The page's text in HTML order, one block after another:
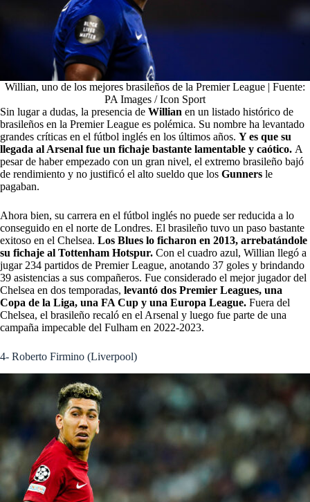
Willian, uno de los mejores brasileños de la Premier League | Fuente:
PA Images / Icon Sport
Sin lugar a dudas, la presencia de Willian en un listado histórico de
brasileños en la Premier League es polémica. Su nombre ha levantado
grandes críticas en el fútbol inglés en los últimos años. Y es que su
llegada al Arsenal fue un fichaje bastante lamentable y caótico. A
pesar de haber empezado con un gran nivel, el extremo brasileño bajó
de rendimiento y no justificó el alto sueldo que los Gunners le
pagaban.
Ahora bien, su carrera en el fútbol inglés no puede ser reducida a lo
conseguido en el norte de Londres. El brasileño tuvo un paso bastante
exitoso en el Chelsea. Los Blues lo ficharon en 2013, arrebatándole
su fichaje al Tottenham Hotspur. Con el cuadro azul, Willian llegó a
jugar 234 partidos de Premier League, anotando 37 goles y brindando
39 asistencias a sus compañeros. Fue considerado el mejor jugador del
Chelsea en dos temporadas, levantó dos Premier Leagues, una
Copa de la Liga, una FA Cup y una Europa League. Fuera del
Chelsea, el brasileño recaló en el Arsenal y luego fue parte de una
campaña impecable del Fulham en 2022-2023.
4- Roberto Firmino (Liverpool)